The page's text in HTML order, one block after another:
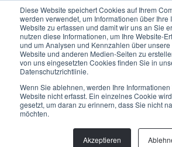
Diese Website speichert Cookies auf Ihrem
werden verwendet, um Informationen über Ihre
Website zu erfassen und damit wir uns an Sie
nutzen diese Informationen, um Ihre Website-
und um Analysen und Kennzahlen über
Website und anderen Medien-Seiten zu
von uns eingesetzten Cookies finden Sie in
Datenschutzrichtlinie.
Wenn Sie ablehnen, werden Ihre
Website nicht erfasst. Ein einzelnes Cookie
gesetzt, um daran zu erinnern, dass Sie nicht
möchten.
Akzeptieren
Menu
BIKE PARK
Der Bike Park kann als Downhillpark
Liftunterstützung) oder als Anlage im
fortgeschrittene Biker und
Der Bike Park kann auch Dirtjumps